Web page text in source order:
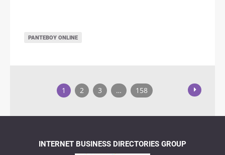
ΡΑΝΤΕΒΟΎ ONLINE
1 2 3 … 158
INTERNET BUSINESS DIRECTORIES GROUP